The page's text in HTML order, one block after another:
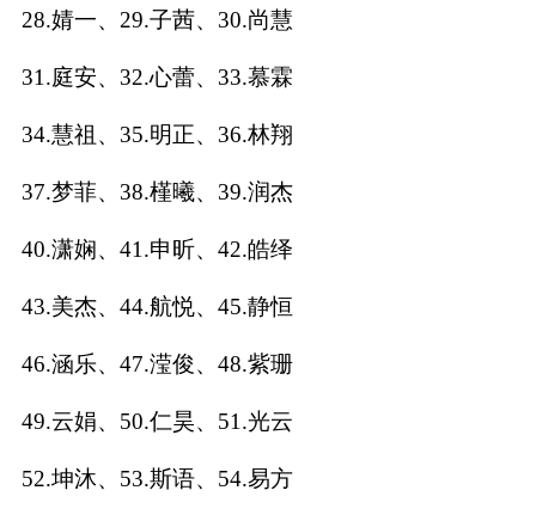
蛇年起名
龙年起名
兔年起名
虎年起名
取
名
字
28.婧一、29.子茜、30.尚慧
31.庭安、32.心蕾、33.慕霖
34.慧祖、35.明正、36.林翔
37.梦菲、38.槿曦、39.润杰
40.潇娴、41.申昕、42.皓绎
43.美杰、44.航悦、45.静恒
46.涵乐、47.滢俊、48.紫珊
49.云娟、50.仁昊、51.光云
52.坤沐、53.斯语、54.易方